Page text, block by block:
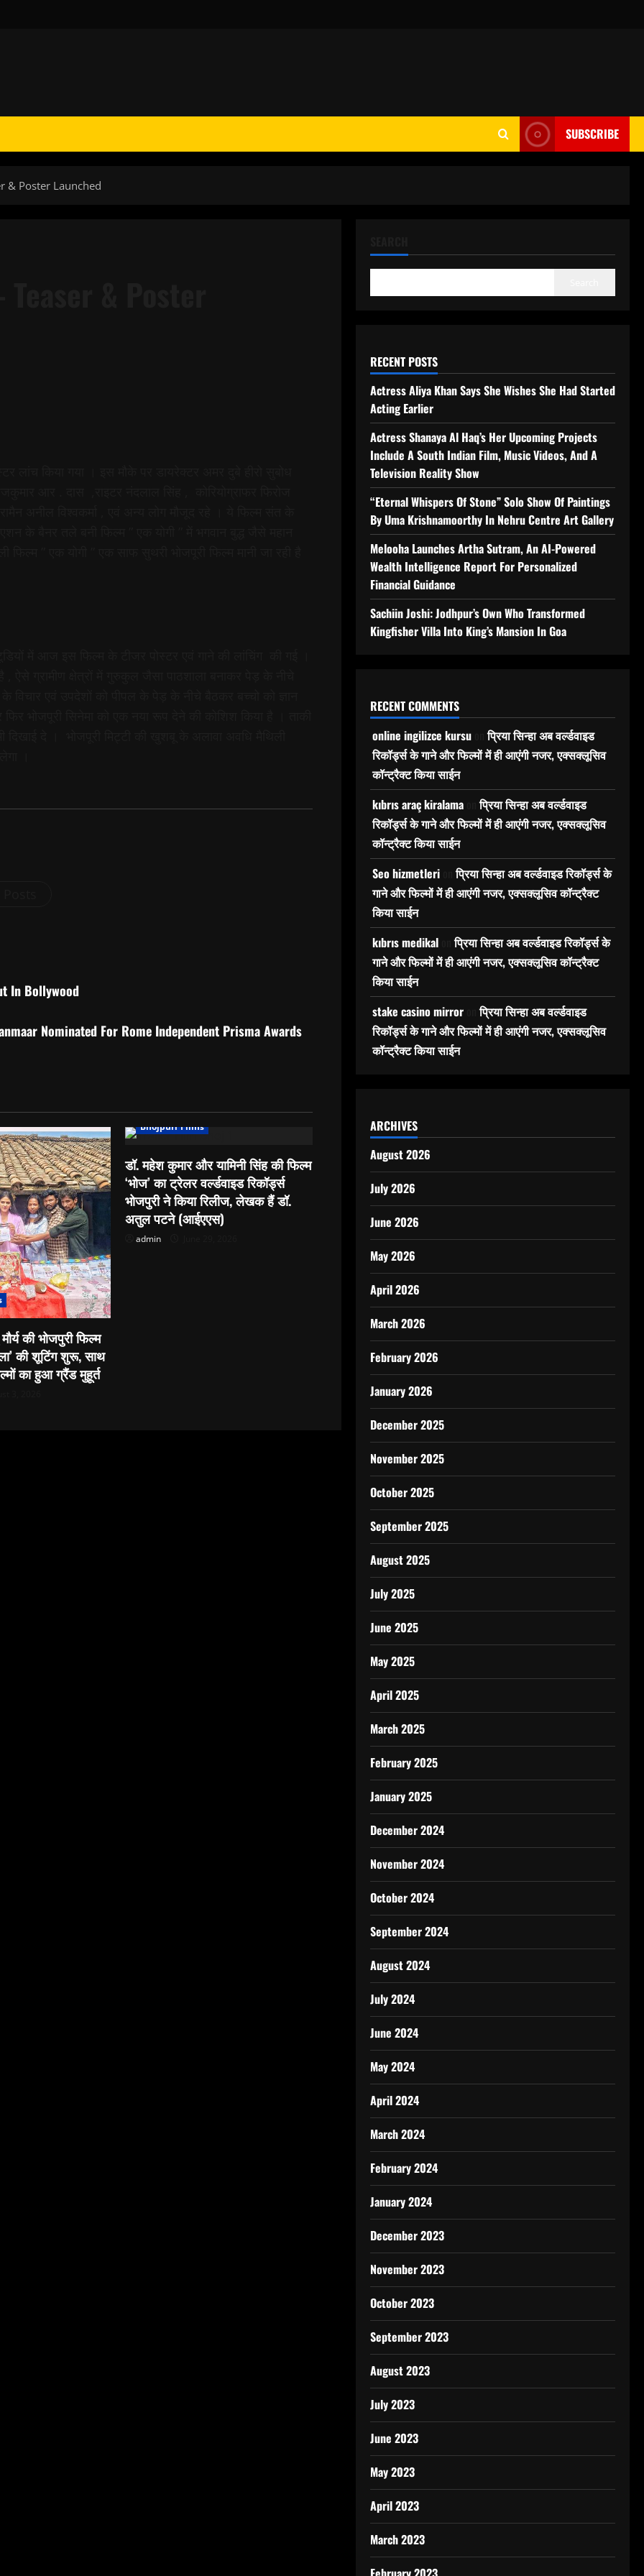
SUBSCRIBE
& Poster Launched
In Bollywood
Nominated For Rome Independent Prisma Awards
की भोजपुरी फिल्म
की शूटिंग शुरू, साथ
का हुआ ग्रैंड मुहूर्त
Bhojpuri Films
डॉ. महेश कुमार और यामिनी सिंह की फिल्म
‘भोज’ का ट्रेलर वर्ल्डवाइड रिकॉर्ड्स
भोजपुरी ने किया रिलीज, लेखक हैं डॉ.
अतुल पटने (आईएएस)
admin
RECENT POSTS
Actress Aliya Khan Says She Wishes She Had Started
Acting Earlier
Actress Shanaya Al Haq’s Her Upcoming Projects
Include A South Indian Film, Music Videos, And A
Television Reality Show
“Eternal Whispers Of Stone” Solo Show Of Paintings
By Uma Krishnamoorthy In Nehru Centre Art Gallery
Melooha Launches Artha Sutram, An AI-Powered
Wealth Intelligence Report For Personalized
Financial Guidance
Sachiin Joshi: Jodhpur’s Own Who Transformed
Kingfisher Villa Into King’s Mansion In Goa
RECENT COMMENTS
online ingilizce kursuonप्रिया सिन्हा अब वर्ल्डवाइड
रिकॉर्ड्स के गाने और फिल्मों में ही आएंगी नजर, एक्सक्लूसिव
कॉन्ट्रैक्ट किया साईन
kıbrıs araç kiralamaonप्रिया सिन्हा अब वर्ल्डवाइड
रिकॉर्ड्स के गाने और फिल्मों में ही आएंगी नजर, एक्सक्लूसिव
कॉन्ट्रैक्ट किया साईन
Seo hizmetlerionप्रिया सिन्हा अब वर्ल्डवाइड रिकॉर्ड्स के
गाने और फिल्मों में ही आएंगी नजर, एक्सक्लूसिव कॉन्ट्रैक्ट
किया साईन
kıbrıs medikalonप्रिया सिन्हा अब वर्ल्डवाइड रिकॉर्ड्स के
गाने और फिल्मों में ही आएंगी नजर, एक्सक्लूसिव कॉन्ट्रैक्ट
किया साईन
stake casino mirroronप्रिया सिन्हा अब वर्ल्डवाइड
रिकॉर्ड्स के गाने और फिल्मों में ही आएंगी नजर, एक्सक्लूसिव
कॉन्ट्रैक्ट किया साईन
ARCHIVES
August 2026
July 2026
June 2026
May 2026
April 2026
March 2026
February 2026
January 2026
December 2025
November 2025
October 2025
September 2025
August 2025
July 2025
June 2025
May 2025
April 2025
March 2025
February 2025
January 2025
December 2024
November 2024
October 2024
September 2024
August 2024
July 2024
June 2024
May 2024
April 2024
March 2024
February 2024
January 2024
December 2023
November 2023
October 2023
September 2023
August 2023
July 2023
June 2023
May 2023
April 2023
March 2023